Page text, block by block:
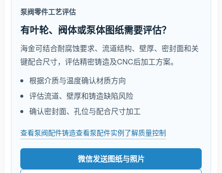
泵阀零件工艺评估
有叶轮、阀体或泵体图纸需要评估？
海金可结合耐腐蚀要求、流道结构、壁厚、密封面和关
键配合尺寸，评估精密铸造及CNC后加工方案。
根据介质与温度确认材质方向
评估流道、壁厚和铸造缺陷风险
确认密封面、孔位与配合尺寸加工
查看泵阀配件铸造查看泵配件实例了解质量控制
微信发送图纸与照片